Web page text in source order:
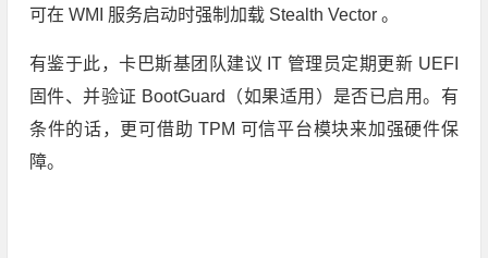
可在 WMI 服务启动时强制加载 Stealth Vector 。
有鉴于此，卡巴斯基团队建议 IT 管理员定期更新 UEFI
固件、并验证 BootGuard（如果适用）是否已启用。有
条件的话，更可借助 TPM 可信平台模块来加强硬件保
障。